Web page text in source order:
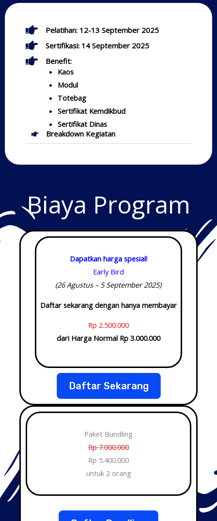
Pelatihan: 12-13 September 2025
Sertifikasi: 14 September 2025
Benefit:
Kaos
Modul
Totebag
Sertifikat Kemdikbud
Sertifikat Dinas
Breakdown Kegiatan
Biaya Program
Dapatkan harga spesial!
Early Bird
(26 Agustus – 5 September 2025)
Daftar sekarang dengan hanya membayar
Rp 2.500.000
dari Harga Normal Rp 3.000.000
Daftar Sekarang
Paket Bundling
Rp 7.000.000
Rp 5.400.000
untuk 2 orang